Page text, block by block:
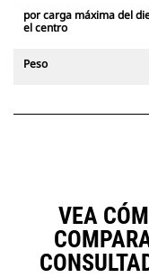
por carga máxima del
el centro
Peso
VEA